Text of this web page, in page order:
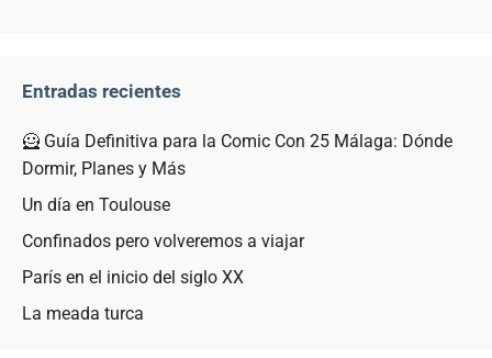
Entradas recientes
🦸 Guía Definitiva para la Comic Con 25 Málaga: Dónde
Dormir, Planes y Más
Un día en Toulouse
Confinados pero volveremos a viajar
París en el inicio del siglo XX
La meada turca